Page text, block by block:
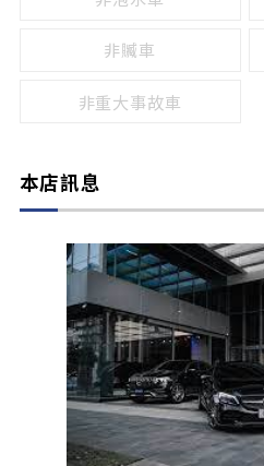
非贓車
非重大事故車
本店訊息